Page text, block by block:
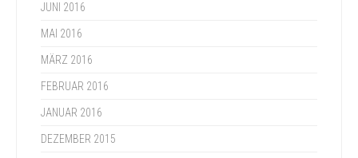
JUNI 2016
MAI 2016
MÄRZ 2016
FEBRUAR 2016
JANUAR 2016
DEZEMBER 2015